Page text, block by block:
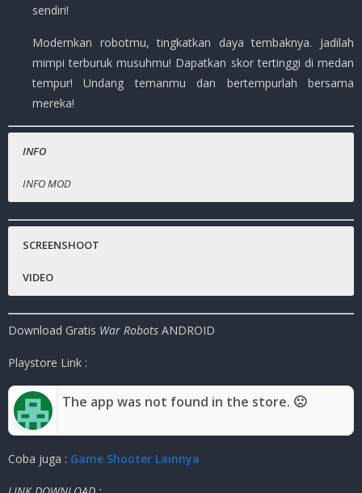
sendiri!
Modernkan robotmu, tingkatkan daya tembaknya. Jadilah
mimpi terburuk musuhmu! Dapatkan skor tertinggi di medan
tempur! Undang temanmu dan bertempurlah bersama
mereka!
INFO
INFO MOD
Platfrom
Publisher:Extreme Developers
Ukuran Game
SCREENSHOOT
VIDEO
Download Gratis War Robots ANDROID
Playstore Link :
The app was not found in the store. 🙁
Coba juga : Game Shooter Lainnya